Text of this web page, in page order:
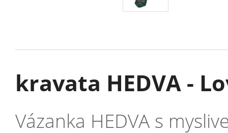
kravata HEDVA -
Vázanka HEDVA s